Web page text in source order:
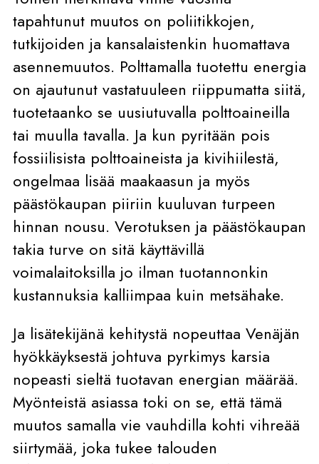
tapahtunut muutos on poliitikkojen,
tutkijoiden ja kansalaistenkin huomattava
asennemuutos. Polttamalla tuotettu energia
on ajautunut vastatuuleen riippumatta siitä,
tuotetaanko se uusiutuvalla polttoaineilla
tai muulla tavalla. Ja kun pyritään pois
fossiilisista polttoaineista ja kivihiilestä,
ongelmaa lisää maakaasun ja myös
päästökaupan piiriin kuuluvan turpeen
hinnan nousu. Verotuksen ja päästökaupan
takia turve on sitä käyttävillä
voimalaitoksilla jo ilman tuotannonkin
kustannuksia kalliimpaa kuin metsähake.
Ja lisätekijänä kehitystä nopeuttaa Venäjän
hyökkäyksestä johtuva pyrkimys karsia
nopeasti sieltä tuotavan energian määrää.
Myönteistä asiassa toki on se, että tämä
muutos samalla vie vauhdilla kohti vihreää
siirtymää, joka tukee talouden